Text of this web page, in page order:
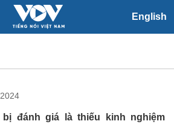
English
Xã hội
của lính Triều Tiên
đặt Ukraine vào
bị đánh giá là thiếu kinh nghiệm